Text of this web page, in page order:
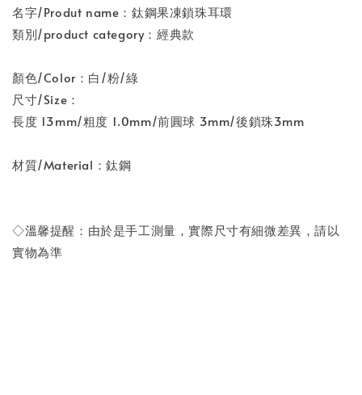
名字/Produt name：鈦鋼果凍鎖珠耳環
類別/product category：經典款
顏色/Color：白/粉/綠
尺寸/Size：
長度 13mm/粗度 1.0mm/前圓球 3mm/後鎖珠3mm
材質/Material：鈦鋼
◇溫馨提醒：由於是手工測量，實際尺寸有細微差異，請以
實物為準